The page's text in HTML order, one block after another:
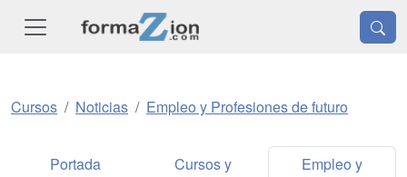
Cursos Noticias Empleo y Profesiones de futuro
Portada
Cursos y
Empleo y